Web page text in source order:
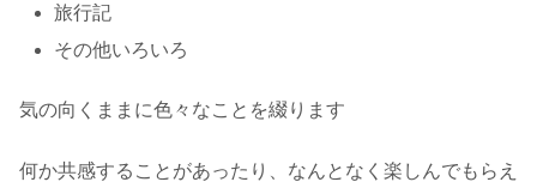
旅行記
その他いろいろ
気の向くままに色々なことを綴ります
何か共感することがあったり、なんとなく楽しんでもらえ